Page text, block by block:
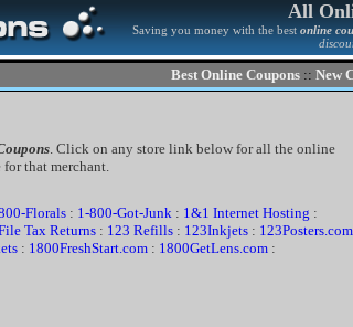
All
Saving you money with the best online
Best Online Coupons :: New
. Click on any store link below for all the online
that merchant.
Florals : 1-800-Got-Junk : 1&1 Internet Hosting :
Tax Returns : 123 Refills : 123Inkjets : 123Posters.com
: 1800FreshStart.com : 1800GetLens.com :